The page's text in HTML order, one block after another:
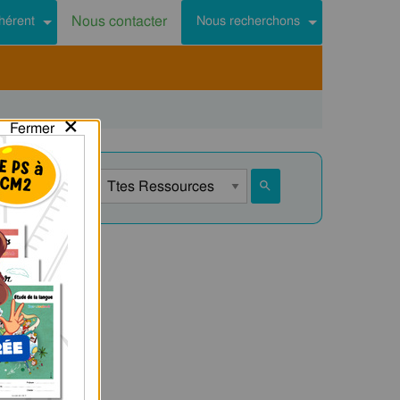
Nous contacter Nous recherchons
Fermer×